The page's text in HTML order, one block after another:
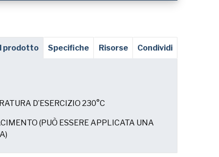
prodotto Specifiche Risorse Condividi
D’ESERCIZIO 230°C
(PUÒ ESSERE APPLICATA UNA